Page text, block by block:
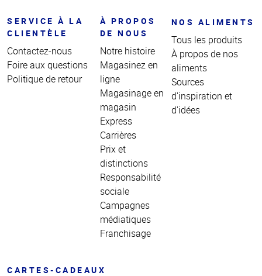
SERVICE À LA
CLIENTÈLE
Contactez-nous
Foire aux questions
Politique de retour
À PROPOS
DE NOUS
Notre histoire
Magasinez en
ligne
Magasinage en
magasin
Express
Carrières
Prix et
distinctions
Responsabilité
sociale
Campagnes
médiatiques
Franchisage
NOS ALIMENTS
Tous les produits
À propos de nos
aliments
Sources
d'inspiration et
d'idées
CARTES-CADEAUX